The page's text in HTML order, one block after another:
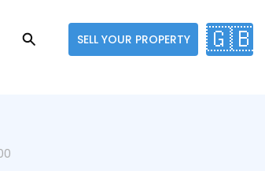
SELL YOUR PROPERTY 🇬🇧